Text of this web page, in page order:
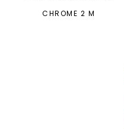
CHROME 2 M